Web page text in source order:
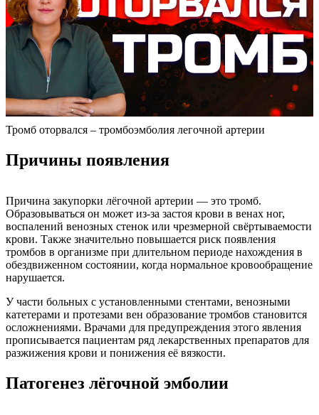
Тромб оторвался – тромбоэмболия легочной артерии
Причины появления
Причина закупорки лёгочной артерии — это тромб.
Образовываться он может из-за застоя крови в венах ног,
воспалений венозных стенок или чрезмерной свёртываемости
крови. Также значительно повышается риск появления
тромбов в организме при длительном периоде нахождения в
обездвиженном состоянии, когда нормальное кровообращение
нарушается.
У части больных с установленными стентами, венозными
катетерами и протезами вен образование тромбов становится
осложнениями. Врачами для предупреждения этого явления
прописывается пациентам ряд лекарственных препаратов для
разжижения крови и понижения её вязкости.
Патогенез лёгочной эмболии